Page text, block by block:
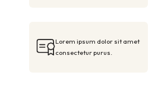
Lorem ipsum dolor sit amet
consectetur purus.